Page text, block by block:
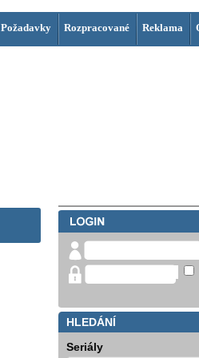
Požadavky Rozpracované Reklama
HLEDÁNÍ
Seriály